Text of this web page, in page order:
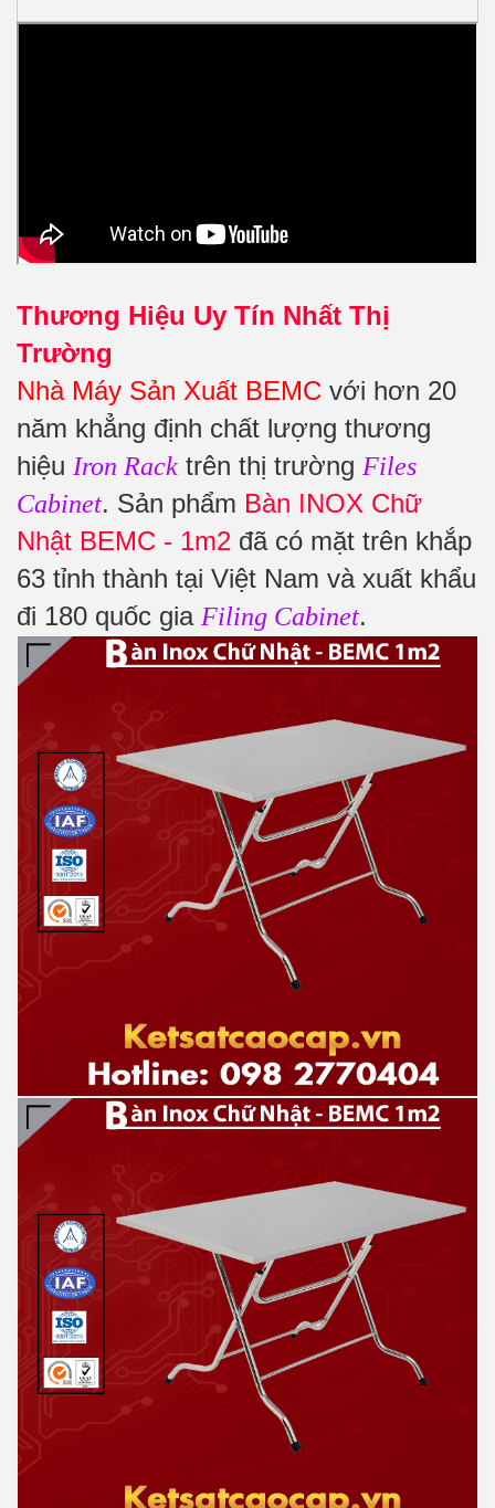
Thương Hiệu Uy Tín Nhất Thị
Trường
Nhà Máy Sản Xuất BEMC với hơn 20
năm khẳng định chất lượng thương
hiệu Iron Rack trên thị trường Files
Cabinet. Sản phẩm Bàn INOX Chữ
Nhật BEMC - 1m2 đã có mặt trên khắp
63 tỉnh thành tại Việt Nam và xuất khẩu
đi 180 quốc gia Filing Cabinet.